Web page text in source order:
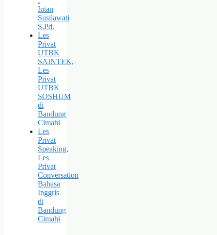
Intan
Susilawati
S.Pd.
Les
Privat
UTBK
SAINTEK,
Les
Privat
UTBK
SOSHUM
di
Bandung
Cimahi
Les
Privat
Speaking,
Les
Privat
Conversation
Bahasa
Inggris
di
Bandung
Cimahi